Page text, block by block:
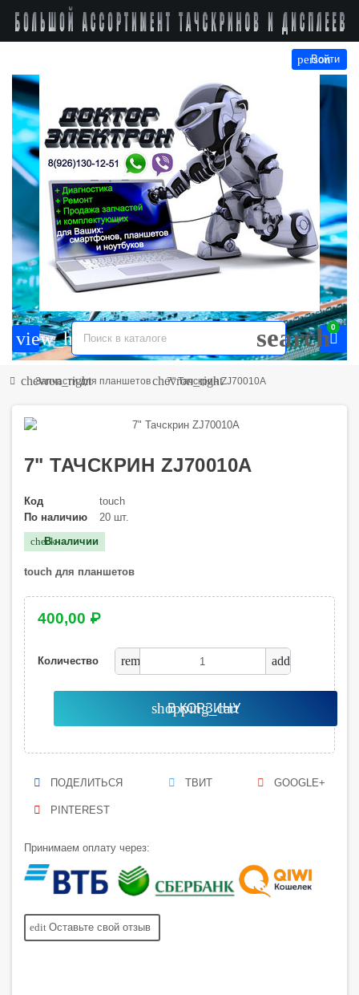
view_headline search
person
Войти
0
chevron_right
Запчасти для планшетовchevron_right
7" Тачскрин ZJ70010A
7" ТАЧСКРИН ZJ70010A
Код
touch
По наличию
20 шт.
check
В наличии
touch для планшетов
400,00 ₽
Количество remove add
shopping_cart
В КОРЗИНУ
ПОДЕЛИТЬСЯ ТВИТ GOOGLE+
PINTEREST
Принимаем оплату через:
edit Оставьте свой отзыв